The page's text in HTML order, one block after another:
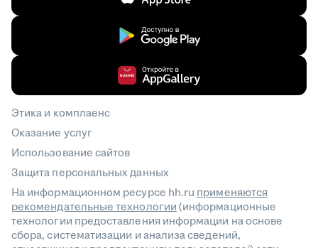
Этика и комплаенс
Оказание услуг
Использование сайтов
Защита персональных данных
На информационном ресурсе hh.ru применяются
рекомендательные технологии(информационные
технологии предоставления информации на основе
сбора, систематизации и анализа сведений,